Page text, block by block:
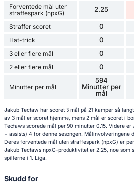
Forventede mål uten
straffespark (npxG)
2.25
Straffer scoret 0
Hat-trick 0
3 eller flere mål 0
2 eller flere mål 0
Minutter per mål
594
Minutter per
mål
Jakub Tecław har scoret 3 mål på 21 kamper så
av 3 mål er scoret hjemme, mens 2 mål er scoret i
Tecławs scorede mål per 90 minutter 0.15. Videre
+ assists) 4 for denne sesongen. Målinvolveringene
Deres forventede mål uten straffespark (npxG) er
Jakub Tecławs npxG-produktivitet er 2.25, noe som
spillerne i 1. Liga.
Skudd for